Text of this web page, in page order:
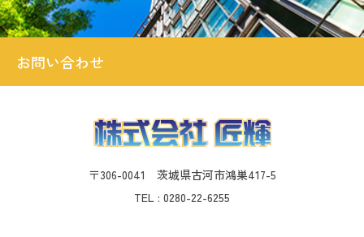
お問い合わせ
〒306-0041 茨城県古河市鴻巣417-5
TEL : 0280-22-6255